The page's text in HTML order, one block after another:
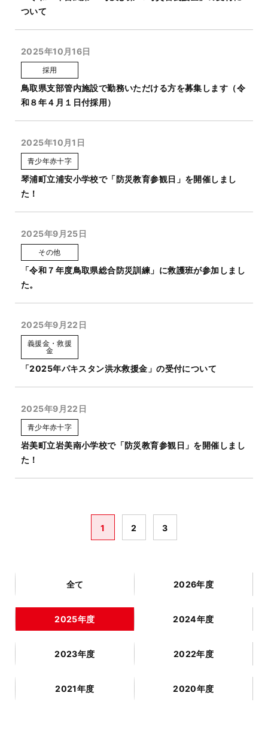
ついて
2025年10月16日
採用
鳥取県支部管内施設で勤務いただける方を募集します（令
和８年４月１日付採用）
2025年10月1日
青少年赤十字
琴浦町立浦安小学校で「防災教育参観日」を開催しまし
た！
2025年9月25日
その他
「令和７年度鳥取県総合防災訓練」に救護班が参加しまし
た。
2025年9月22日
義援金・救援
金
「2025年パキスタン洪水救援金」の受付について
2025年9月22日
青少年赤十字
岩美町立岩美南小学校で「防災教育参観日」を開催しまし
た！
1 2 3
全て 2026年度
2025年度 2024年度
2023年度 2022年度
2021年度 2020年度